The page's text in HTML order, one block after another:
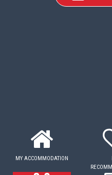
MY ACCOMMODATION